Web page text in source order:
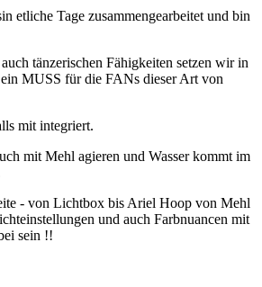
etliche Tage zusammengearbeitet und bin
tänzerischen Fähigkeiten setzen wir in
MUSS für die FANs dieser Art von
mit integriert.
mit Mehl agieren und Wasser kommt im
- von Lichtbox bis Ariel Hoop von Mehl
und auch Farbnuancen mit
sein !!